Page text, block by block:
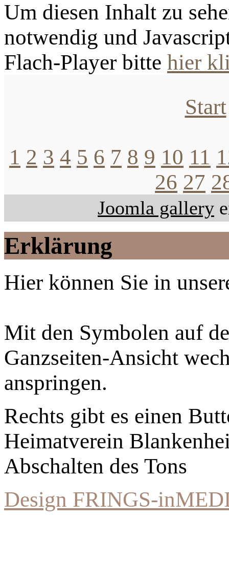
Um diesen Inhalt zu
notwendig und
Flach-Player bitte hier
Start
1 2 3 4 5 6 7 8 9 10 11
26 27
Joomla gallery
Erklärung
Hier können Sie in
Mit den Symbolen auf
Ganzseiten-Ansicht
anspringen.
Rechts gibt es einen
Heimatverein
Abschalten des Tons
Design FRINGS-